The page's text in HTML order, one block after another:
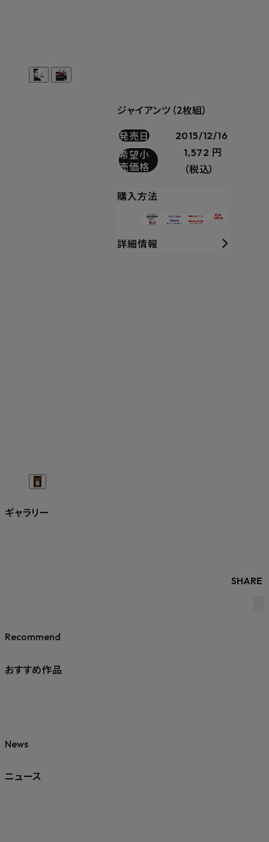
ジャイアンツ（2枚組）
発売日
2015/12/16
希望小
売価格
1,572 円
（税込）
購入方法
詳細情報
ギャラリー
SHARE
Recommend
おすすめ作品
News
ニュース